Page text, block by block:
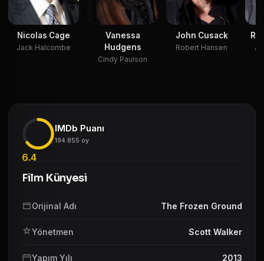
Nicolas Cage
Jack Halcombe
Vanessa
Hudgens
Cindy Paulson
John Cusack
Robert Hansen
6.4
IMDb Puanı
194.855 oy
Film Künyesi
Orijinal Adı The Frozen Ground
Yönetmen Scott Walker
Yapım Yılı 2013